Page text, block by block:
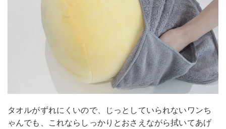
タオルがずれにくいので、じっとしていられないワンち
ゃんでも、これならしっかりとおさえながら拭いてあげ